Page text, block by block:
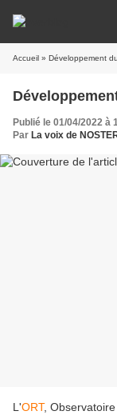
Accueil » Développement
Publié le 01/04/2022 à
Par La voix de
L'ORT,